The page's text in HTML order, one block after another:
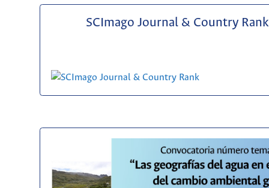
SCImago Journal & Country Rank